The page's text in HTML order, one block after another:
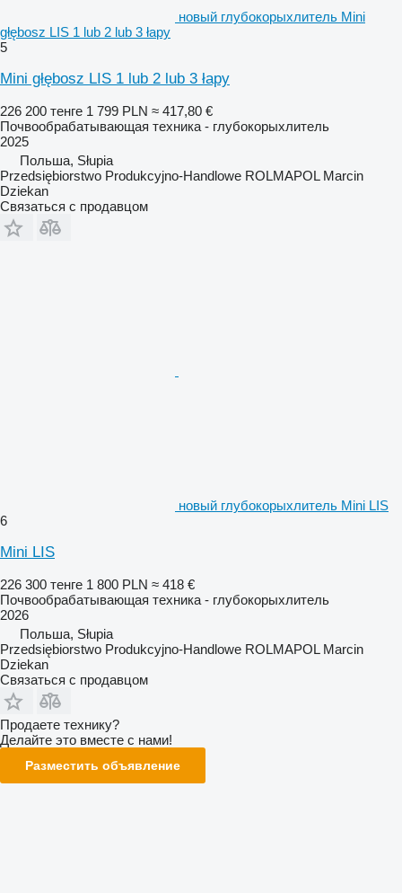
новый глубокорыхлитель Mini
głębosz LIS 1 lub 2 lub 3 łapy
5
Mini głębosz LIS 1 lub 2 lub 3 łapy
226 200 тенге 1 799 PLN ≈ 417,80 €
Почвообрабатывающая техника - глубокорыхлитель
2025
Польша, Słupia
Przedsiębiorstwo Produkcyjno-Handlowe ROLMAPOL Marcin
Dziekan
Связаться с продавцом
новый глубокорыхлитель Mini LIS
6
Mini LIS
226 300 тенге 1 800 PLN ≈ 418 €
Почвообрабатывающая техника - глубокорыхлитель
2026
Польша, Słupia
Przedsiębiorstwo Produkcyjno-Handlowe ROLMAPOL Marcin
Dziekan
Связаться с продавцом
Продаете технику?
Делайте это вместе с нами!
Разместить объявление